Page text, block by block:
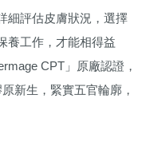
細評估皮膚狀況，選擇
養工作，才能相得益
CPT」原廠認證，
新生，緊實五官輪廓，